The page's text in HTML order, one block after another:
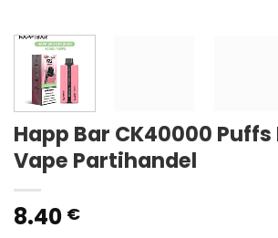
Happ Bar CK40000 Puffs
Vape Partihandel
8.40 €